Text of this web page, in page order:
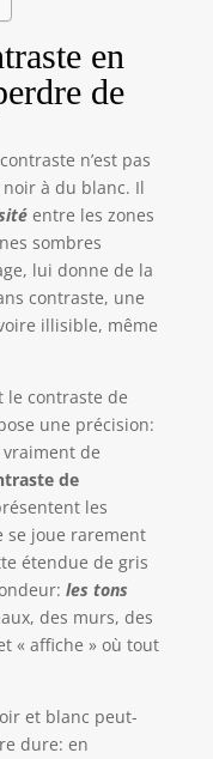
en
de
n’est pas
à du blanc. Il
entre les zones
sombres
lui donne de la
contraste, une
illisible, même
le contraste de
une précision:
de
de
les
se joue rarement
étendue de gris
les tons
des murs, des
« affiche » où tout
et blanc peut-
dure: en